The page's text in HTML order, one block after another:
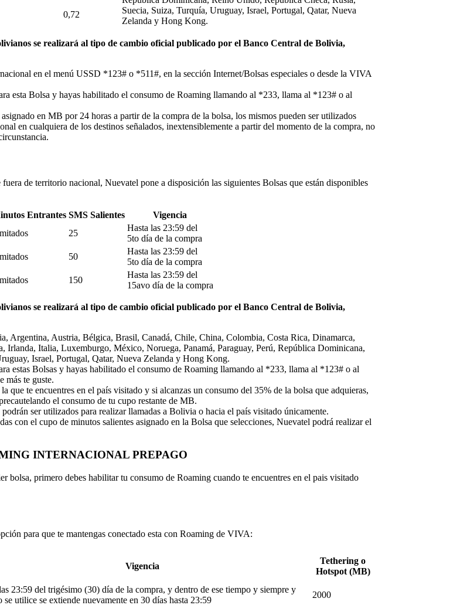
Suecia, Suiza, Turquía, Uruguay, Israel, Portugal, Qatar, Nueva
Zelanda y Hong Kong.
0,72
se realizará al tipo de cambio oficial publicado por el Banco Central de Bolivia,
en el menú USSD *123# o *511#, en la sección Internet/Bolsas especiales o desde la VIVA
esta Bolsa y hayas habilitado el consumo de Roaming llamando al *233, llama al *123# o al
en MB por 24 horas a partir de la compra de la bolsa, los mismos pueden ser utilizados
en cualquiera de los destinos señalados, inextensiblemente a partir del momento de la compra, no
de territorio nacional, Nuevatel pone a disposición las siguientes Bolsas que están disponibles
Entrantes SMS Salientes
Vigencia
25
Hasta las 23:59 del
5to día de la compra
50
Hasta las 23:59 del
5to día de la compra
150
Hasta las 23:59 del
15avo día de la compra
se realizará al tipo de cambio oficial publicado por el Banco Central de Bolivia,
Argentina, Austria, Bélgica, Brasil, Canadá, Chile, China, Colombia, Costa Rica, Dinamarca,
Irlanda, Italia, Luxemburgo, México, Noruega, Panamá, Paraguay, Perú, República Dominicana,
Israel, Portugal, Qatar, Nueva Zelanda y Hong Kong.
estas Bolsas y hayas habilitado el consumo de Roaming llamando al *233, llama al *123# o al
más te guste.
que te encuentres en el país visitado y si alcanzas un consumo del 35% de la bolsa que adquieras,
el consumo de tu cupo restante de MB.
ser utilizados para realizar llamadas a Bolivia o hacia el país visitado únicamente.
con el cupo de minutos salientes asignado en la Bolsa que selecciones, Nuevatel podrá realizar el
INTERNACIONAL PREPAGO
bolsa, primero debes habilitar tu consumo de Roaming cuando te encuentres en el pais visitado
para que te mantengas conectado esta con Roaming de VIVA:
Vigencia
Tethering o
Hotspot (MB)
23:59 del trigésimo (30) día de la compra, y dentro de ese tiempo y siempre y
se utilice se extiende nuevamente en 30 días hasta 23:59
2000